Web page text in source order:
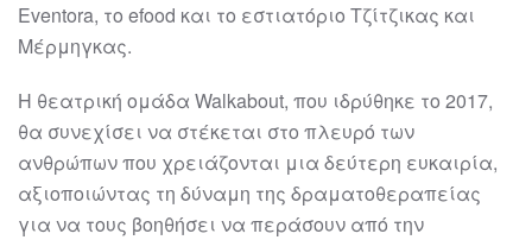
Eventora, το efood και το εστιατόριο Τζίτζικας και
Μέρμηγκας.
Η θεατρική ομάδα Walkabout, που ιδρύθηκε το 2017,
θα συνεχίσει να στέκεται στο πλευρό των
ανθρώπων που χρειάζονται μια δεύτερη ευκαιρία,
αξιοποιώντας τη δύναμη της δραματοθεραπείας
για να τους βοηθήσει να περάσουν από την